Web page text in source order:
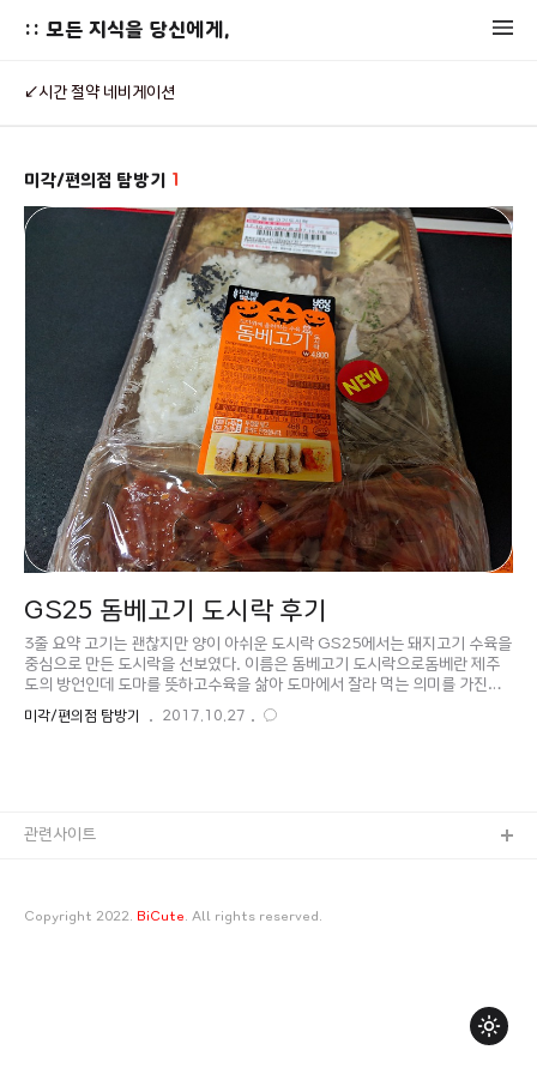
:: 모든 지식을 당신에게,
↙시간 절약 네비게이션
미각/편의점 탐방기 1
GS25 돔베고기 도시락 후기
3줄 요약 고기는 괜찮지만 양이 아쉬운 도시락 GS25에서는 돼지고기 수육을
중심으로 만든 도시락을 선보였다. 이름은 돔베고기 도시락으로돔베란 제주
도의 방언인데 도마를 뜻하고수육을 삶아 도마에서 잘라 먹는 의미를 가진다.
편의점 도시락은 뚜껑을 열고 전자렌지에 데워야 했지만,GS25에서 최초로
친환경 플라스틱을 개발하여 적용하였기 때문에기존 수육의 최대 문제점인 수
도시락만 전자렌지에 넣기에는 뭔가 불편..
미각/편의점 탐방기 2017.10.27
Copyright 2022. BiCute. All rights reserved.
관련사이트